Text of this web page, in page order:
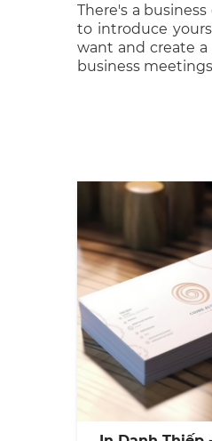
There's a
to introduce
want and create
business